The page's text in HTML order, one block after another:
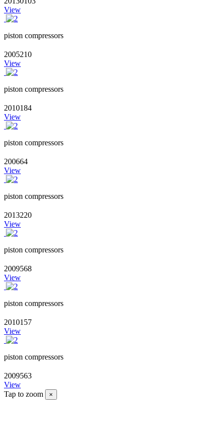
View
piston compressors
2005210
View
piston compressors
2010184
View
piston compressors
200664
View
piston compressors
2013220
View
piston compressors
2009568
View
piston compressors
2010157
View
piston compressors
2009563
View
Tap to zoom
×